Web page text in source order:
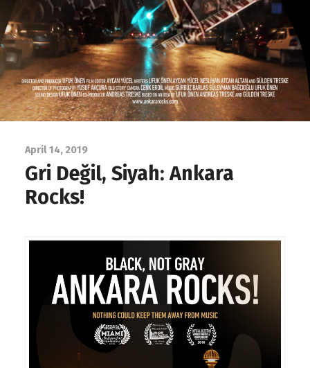
April 14, 2019
Gri Değil, Siyah: Ankara
Rocks!